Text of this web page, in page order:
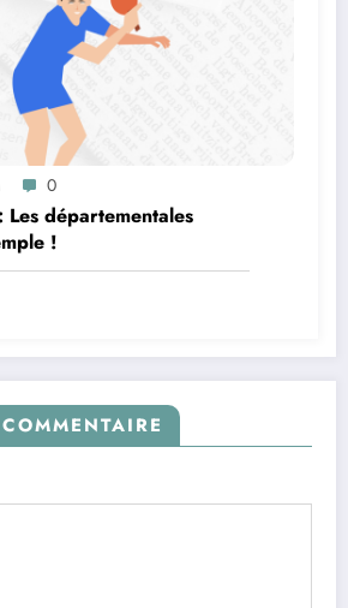
0
Les départementales
!